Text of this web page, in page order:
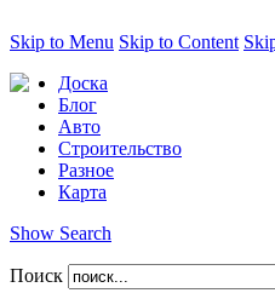
Skip to Menu Skip to Content
Доска
Блог
Авто
Строительство
Разное
Карта
Show Search
Поиск